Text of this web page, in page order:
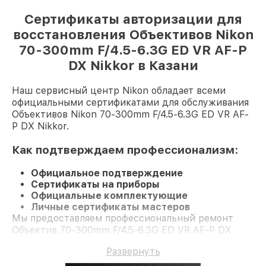
Сертификаты авторизации для
восстановления Объективов Nikon
70-300mm F/4.5-6.3G ED VR AF-P
DX Nikkor в Казани
Наш сервисный центр Nikon обладает всеми
официальными сертификатами для обслуживания
Объективов Nikon 70-300mm F/4.5-6.3G ED VR AF-
P DX Nikkor.
Как подтверждаем профессионализм:
Официальное подтверждение
Сертификаты на приборы
Официальные комплектующие
Личные сертификаты мастеров
Мы предоставляем профессиональный ремонт
Объектив 70-300mm F/4.5-6.3G ED VR AF-P DX
Развернуть